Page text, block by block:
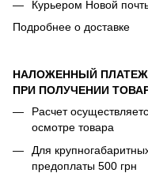
Курьером Новой
Подробнее о доставке
НАЛОЖЕННЫЙ
ПРИ ПОЛУЧЕНИИ
Расчет
осмотре товара
Для
предоплаты 500 грн